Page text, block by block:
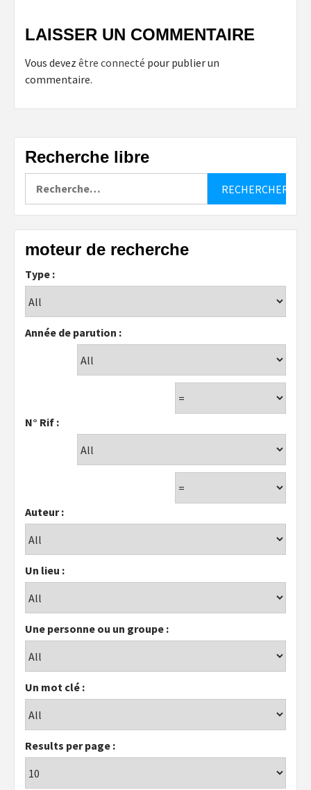
LAISSER UN COMMENTAIRE
Vous devez être connecté pour publier un
commentaire.
Recherche libre
moteur de recherche
Type :
Année de parution :
N° Rif :
Auteur :
Un lieu :
Une personne ou un groupe :
Un mot clé :
Results per page :